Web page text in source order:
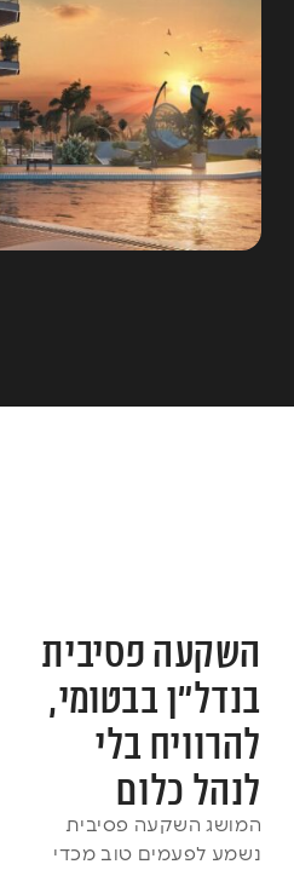
השקעה פסיבית
בנדל"ן בבטומי,
להרוויח בלי
לנהל כלום
המושג השקעה פסיבית
נשמע לפעמים טוב מכדי